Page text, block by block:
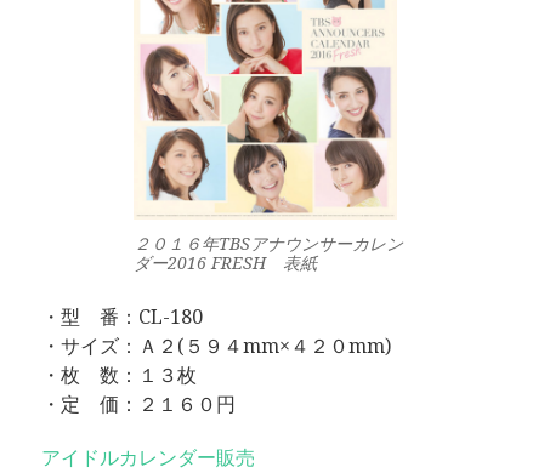
２０１６年TBSアナウンサーカレン
ダー2016 FRESH 表紙
・型 番：CL-180
・サイズ：Ａ２(５９４mm×４２０mm)
・枚 数：１３枚
・定 価：２１６０円
アイドルカレンダー販売